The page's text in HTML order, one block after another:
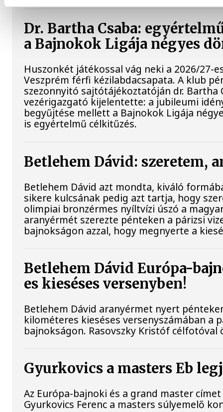
Dr. Bartha Csaba:
a Bajnokok Ligája négyes
Huszonkét játékossal vág neki a 2026/27-
Veszprém férfi kézilabdacsapata. A klub
szezonnyitó sajtótájékoztatóján dr. Bartha
vezérigazgató kijelentette: a jubileumi
begyűjtése mellett a Bajnokok Ligája
is egyértelmű célkitűzés.
Betlehem Dávid: szeretem,
Betlehem Dávid azt mondta, kiváló
sikere kulcsának pedig azt tartja, hogy
olimpiai bronzérmes nyíltvízi úszó a
aranyérmét szerezte pénteken a párizsi
bajnokságon azzal, hogy megnyerte a
Betlehem Dávid Európa-
es kieséses versenyben!
Betlehem Dávid aranyérmet nyert
kilométeres kieséses versenyszámában a
bajnokságon. Rasovszky Kristóf
Gyurkovics a masters Eb
Az Európa-bajnoki és a grand master
Gyurkovics Ferenc a masters súlyemelő